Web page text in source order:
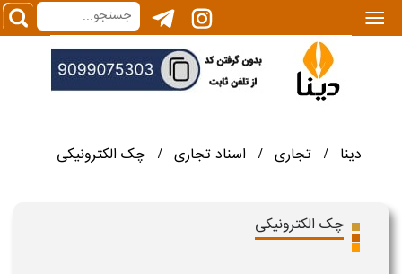
|||
دینا / تجاری / اسناد تجاری / چک الکترونیکی
چک الکترونیکی